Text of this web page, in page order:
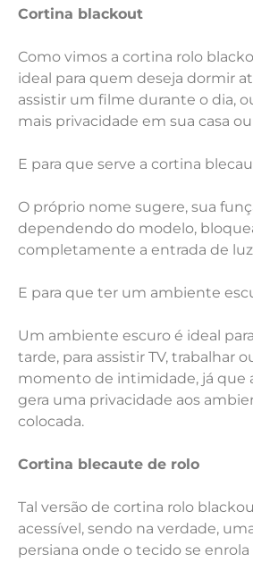
Cortina blackout
Como vimos a cortina rolo
ideal para quem deseja dormir
assistir um filme durante o dia,
mais privacidade em sua casa
E para que serve a cortina
O próprio nome sugere, sua
dependendo do modelo,
completamente a entrada de
E para que ter um ambiente
Um ambiente escuro é ideal
tarde, para assistir TV, trabalhar
momento de intimidade, já que
gera uma privacidade aos
colocada.
Cortina blecaute de rolo
Tal versão de cortina rolo
acessível, sendo na verdade,
persiana onde o tecido se